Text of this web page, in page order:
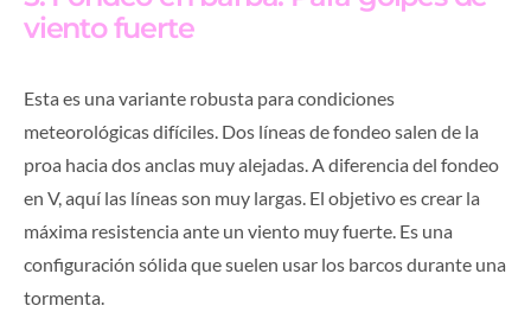
viento fuerte
Esta es una variante robusta para condiciones
meteorológicas difíciles. Dos líneas de fondeo salen de la
proa hacia dos anclas muy alejadas. A diferencia del fondeo
en V, aquí las líneas son muy largas. El objetivo es crear la
máxima resistencia ante un viento muy fuerte. Es una
configuración sólida que suelen usar los barcos durante una
tormenta.